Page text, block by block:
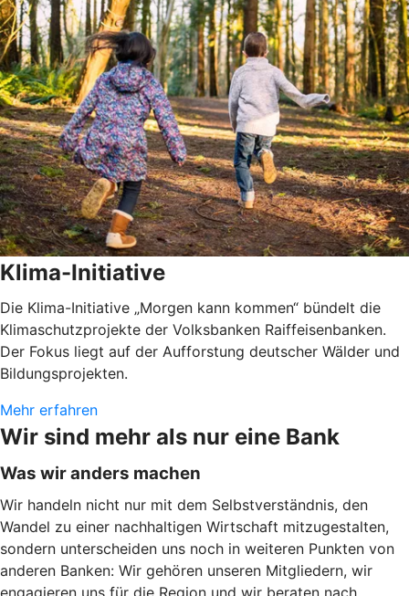
Klima-Initiative
Die Klima-Initiative „Morgen kann kommen“ bündelt die
Klimaschutzprojekte der Volksbanken Raiffeisenbanken.
Der Fokus liegt auf der Aufforstung deutscher Wälder und
Bildungsprojekten.
Mehr erfahren
Wir sind mehr als nur eine Bank
Was wir anders machen
Wir handeln nicht nur mit dem Selbstverständnis, den
Wandel zu einer nachhaltigen Wirtschaft mitzugestalten,
sondern unterscheiden uns noch in weiteren Punkten von
anderen Banken: Wir gehören unseren Mitgliedern, wir
engagieren uns für die Region und wir beraten nach